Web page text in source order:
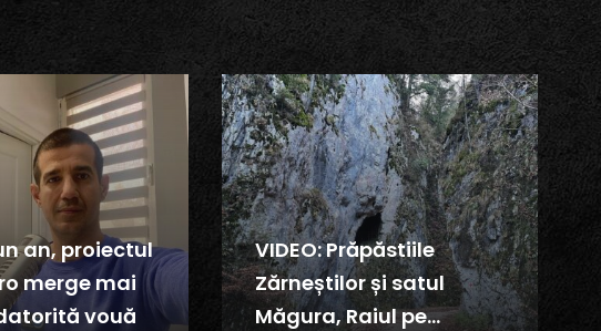
an, proiectul
merge mai
vouă
VIDEO: Prăpăstiile
Zărneștilor și satul
Măgura, Raiul pe